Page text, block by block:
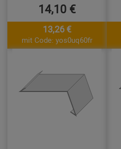
14,10 €
13,26 €
mit Code: yos0uq60fr